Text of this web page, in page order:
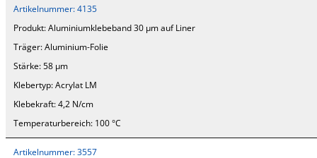
Artikelnummer:4135
Produkt:Aluminiumklebeband 30 µm auf Liner
Träger:Aluminium-Folie
Stärke:58 µm
Klebertyp:Acrylat LM
Klebekraft:4,2 N/cm
Temperaturbereich: 100 °C
Artikelnummer:3557